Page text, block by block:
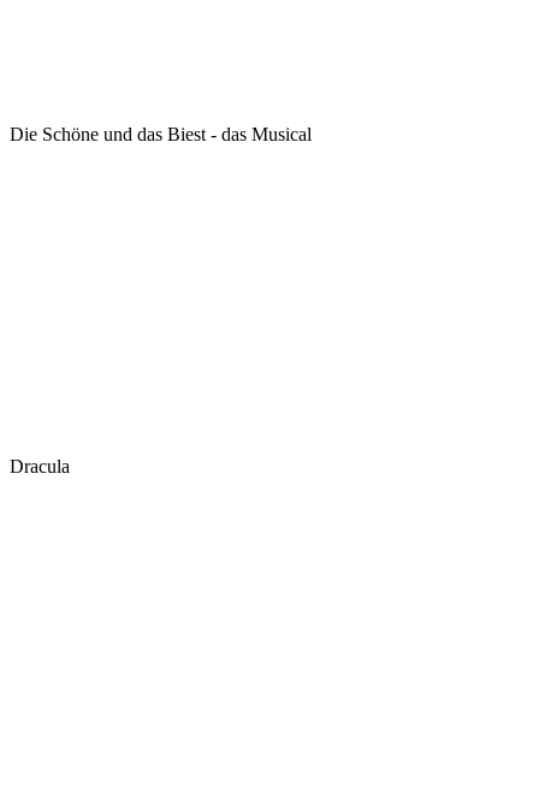
Die Schöne und das Biest - das Musical
Dracula